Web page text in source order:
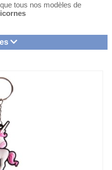
tous nos modèles de